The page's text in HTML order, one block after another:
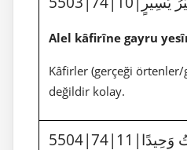
Alel kâfirîne gayru
Kâfirler (gerçeği
değildir kolay.
وَحِيدًا